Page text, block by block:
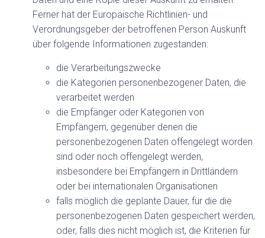
Ferner hat der Europäische Richtlinien- und
Verordnungsgeber der betroffenen Person Auskunft
über folgende Informationen zugestanden:
die Verarbeitungszwecke
die Kategorien personenbezogener Daten, die
verarbeitet werden
die Empfänger oder Kategorien von
Empfängern, gegenüber denen die
personenbezogenen Daten offengelegt worden
sind oder noch offengelegt werden,
insbesondere bei Empfängern in Drittländern
oder bei internationalen Organisationen
falls möglich die geplante Dauer, für die die
personenbezogenen Daten gespeichert werden,
oder, falls dies nicht möglich ist, die Kriterien für